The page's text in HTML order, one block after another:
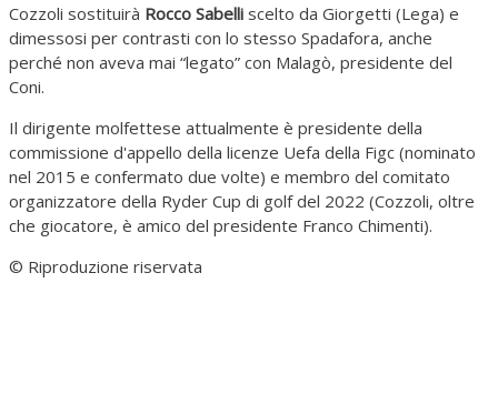
Cozzoli sostituirà Rocco Sabelli scelto da Giorgetti (Lega) e
dimessosi per contrasti con lo stesso Spadafora, anche
perché non aveva mai “legato” con Malagò, presidente del
Coni.
Il dirigente molfettese attualmente è presidente della
commissione d'appello della licenze Uefa della Figc (nominato
nel 2015 e confermato due volte) e membro del comitato
organizzatore della Ryder Cup di golf del 2022 (Cozzoli, oltre
che giocatore, è amico del presidente Franco Chimenti).
© Riproduzione riservata